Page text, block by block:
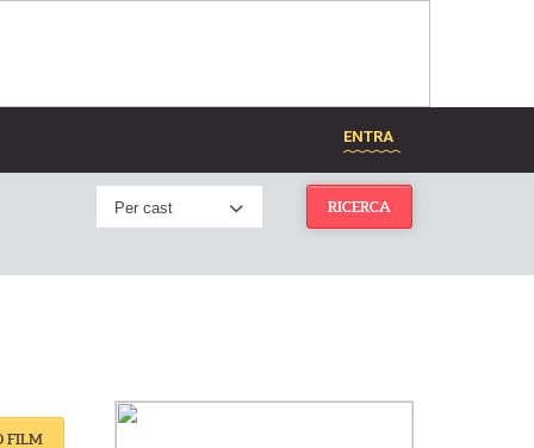
ENTRA
Per cast RICERCA
FILM